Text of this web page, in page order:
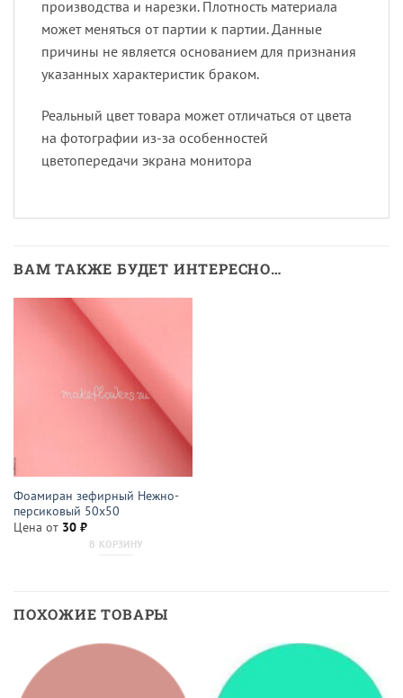
производства и нарезки. Плотность материала
может меняться от партии к партии. Данные
причины не является основанием для признания
указанных характеристик браком.
Реальный цвет товара может отличаться от цвета
на фотографии из-за особенностей
цветопередачи экрана монитора
ВАМ ТАКЖЕ БУДЕТ ИНТЕРЕСНО…
Фоамиран зефирный Нежно-
персиковый 50х50
Цена от 30 ₽
В КОРЗИНУ
ПОХОЖИЕ ТОВАРЫ